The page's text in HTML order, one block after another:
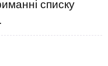
списку